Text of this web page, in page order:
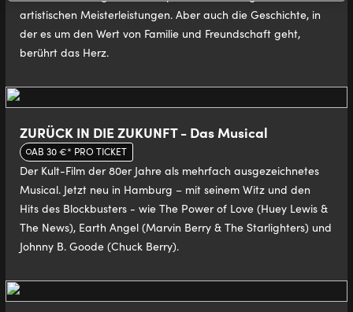
artistischen Meisterleistungen. Aber auch die Geschichte, in
der es um den Wert von Familie und Freundschaft geht,
berührt das Herz.
ZURÜCK IN DIE ZUKUNFT - Das Musical
AB 30 €* PRO TICKET
Der Kult-Film der 80er Jahre als mehrfach ausgezeichnetes
Musical. Jetzt neu in Hamburg – mit seinem Witz und den
Hits des Blockbusters - wie The Power of Love (Huey Lewis &
The News), Earth Angel (Marvin Berry & The Starlighters) und
Johnny B. Goode (Chuck Berry).